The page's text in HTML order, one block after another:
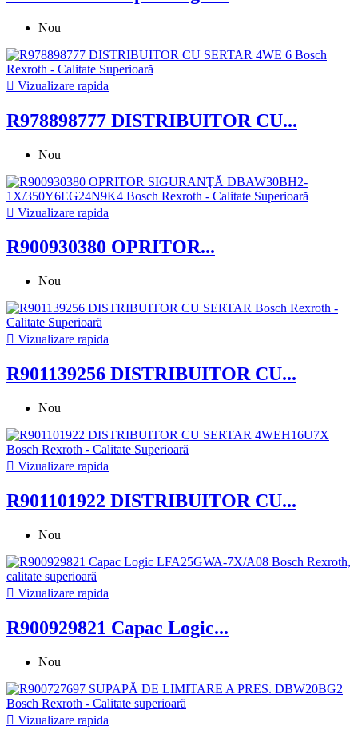
Nou
 Vizualizare rapida
R978898777 DISTRIBUITOR CU...
Nou
 Vizualizare rapida
R900930380 OPRITOR...
Nou
 Vizualizare rapida
R901139256 DISTRIBUITOR CU...
Nou
 Vizualizare rapida
R901101922 DISTRIBUITOR CU...
Nou
 Vizualizare rapida
R900929821 Capac Logic...
Nou
 Vizualizare rapida